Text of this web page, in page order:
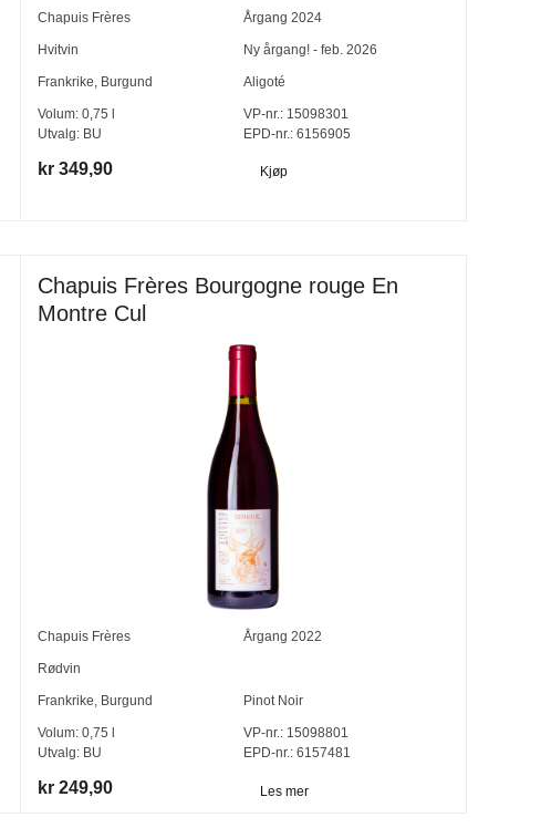
Chapuis Frères Årgang 2024
Hvitvin Ny årgang! - feb. 2026
Frankrike Burgund Aligoté
Volum: 0,75 l
Utvalg: BU
VP-nr.:15098301
EPD-nr.: 6156905
kr 349,90 Kjøp
Chapuis Frères Bourgogne rouge En
Montre Cul
Chapuis Frères Årgang 2022
Rødvin
Frankrike, Burgund Pinot Noir
Volum: 0,75
Utvalg: BU
VP-nr.:15098801
EPD-nr.: 6157481
kr 249,90 Les mer